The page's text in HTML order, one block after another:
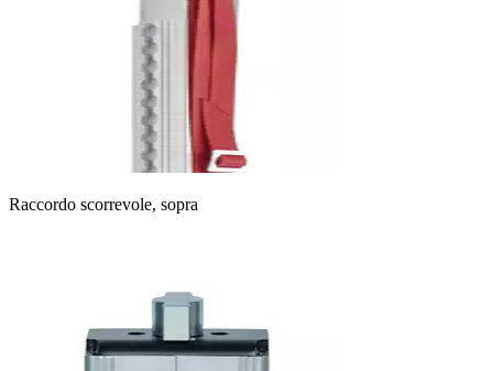
Raccordo scorrevole, sopra